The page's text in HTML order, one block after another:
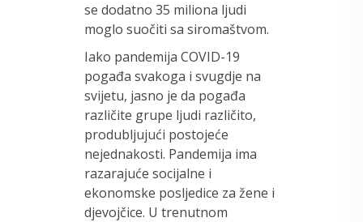
se dodatno 35 miliona ljudi
moglo suočiti sa siromaštvom.
Iako pandemija COVID-19
pogađa svakoga i svugdje na
svijetu, jasno je da pogađa
različite grupe ljudi različito,
produbljujući postojeće
nejednakosti. Pandemija ima
razarajuće socijalne i
ekonomske posljedice za žene i
djevojčice. U trenutnom